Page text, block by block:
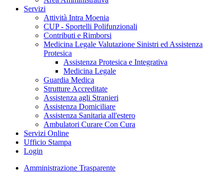
Servizi
Attività Intra Moenia
CUP - Sportelli Polifunzionali
Contributi e Rimborsi
Medicina Legale Valutazione Sinistri ed Assistenza
Protesica
Assistenza Protesica e Integrativa
Medicina Legale
Guardia Medica
Strutture Accreditate
Assistenza agli Stranieri
Assistenza Domiciliare
Assistenza Sanitaria all'estero
Ambulatori Curare Con Cura
Servizi Online
Ufficio Stampa
Login
Amministrazione Trasparente